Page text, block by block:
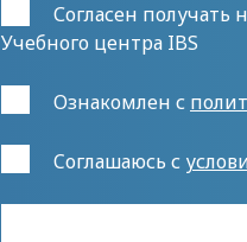
Согласен
Учебного центра IBS
Ознакомлен с
Cоглашаюсь с